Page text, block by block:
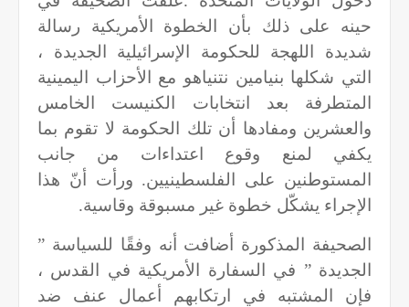
حينه على ذلك بأن الخطوة الأمريكية رسالة
شديدة اللهجة للحكومة الإسرائيلية الجديدة ،
التي شكلها بنيامين نتنياهو مع الأحزاب اليمينية
المتطرفة بعد انتخابات الكنيست الخامس
والعشرين ومفادها أن تلك الحكومة لا تقوم بما
يكفي لمنع وقوع اعتداءات من جانب
المستوطنين على الفلسطينيين. ورأت أنّ هذا
الإجراء يشكّل خطوة غير مسبوقة وقاسية.
الصحيفة المذكورة أضافت أنه وفقًا للسياسة ”
الجديدة ” في السفارة الأمريكية في القدس ،
فإن المشتبه في ارتكابهم أعمال عنف ضد